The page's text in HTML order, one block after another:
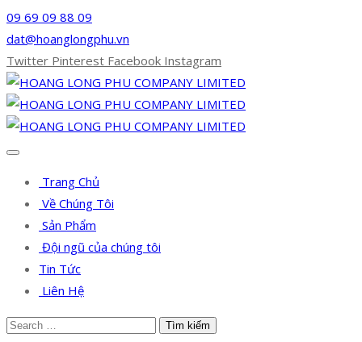
09 69 09 88 09
dat@hoanglongphu.vn
Twitter Pinterest Facebook Instagram
Trang Chủ
Về Chúng Tôi
Sản Phẩm
Đội ngũ của chúng tôi
Tin Tức
Liên Hệ